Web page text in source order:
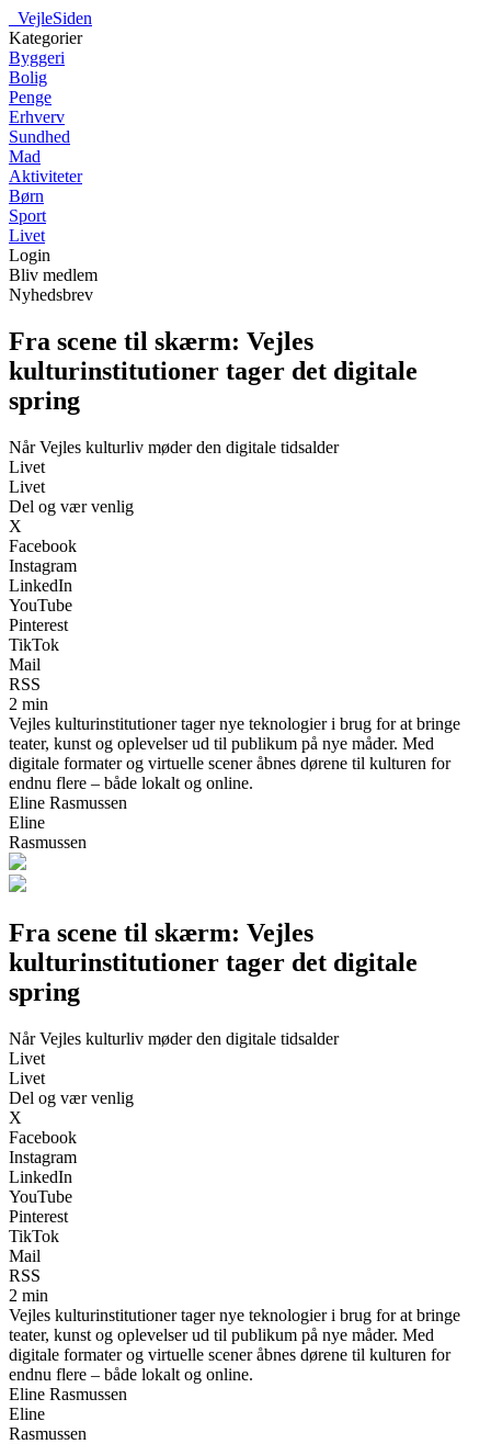
VejleSiden
Kategorier
Byggeri
Bolig
Penge
Erhverv
Sundhed
Mad
Aktiviteter
Børn
Sport
Livet
Login
Bliv medlem
Nyhedsbrev
Fra scene til skærm: Vejles
kulturinstitutioner tager det digitale
spring
Når Vejles kulturliv møder den digitale tidsalder
Livet
Livet
Del og vær venlig
X
Facebook
Instagram
LinkedIn
YouTube
Pinterest
TikTok
Mail
RSS
2 min
Vejles kulturinstitutioner tager nye teknologier i brug for at bringe
teater, kunst og oplevelser ud til publikum på nye måder. Med
digitale formater og virtuelle scener åbnes dørene til kulturen for
endnu flere – både lokalt og online.
Eline Rasmussen
Eline
Rasmussen
Fra scene til skærm: Vejles
kulturinstitutioner tager det digitale
spring
Når Vejles kulturliv møder den digitale tidsalder
Livet
Livet
Del og vær venlig
X
Facebook
Instagram
LinkedIn
YouTube
Pinterest
TikTok
Mail
RSS
2 min
Vejles kulturinstitutioner tager nye teknologier i brug for at bringe
teater, kunst og oplevelser ud til publikum på nye måder. Med
digitale formater og virtuelle scener åbnes dørene til kulturen for
endnu flere – både lokalt og online.
Eline Rasmussen
Eline
Rasmussen